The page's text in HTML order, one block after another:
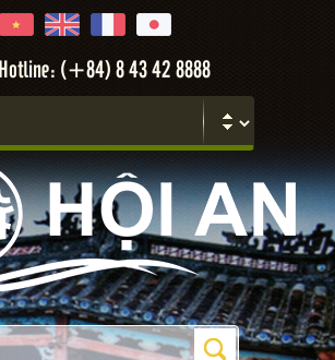
Hotline: (+84) 8 43 42 8888